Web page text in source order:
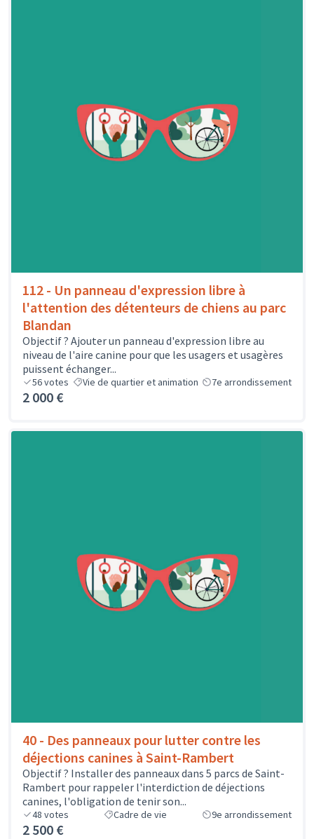
112 - Un panneau d'expression libre à
l'attention des détenteurs de chiens au parc
Blandan
Objectif ? Ajouter un panneau d'expression libre au
niveau de l'aire canine pour que les usagers et usagères
puissent échanger...
56votes Vie de quartier et animation 7e arrondissement
2 000 €
40 - Des panneaux pour lutter contre les
déjections canines à Saint-Rambert
Objectif ? Installer des panneaux dans 5 parcs de Saint-
Rambert pour rappeler l'interdiction de déjections
canines, l'obligation de tenir son...
48 votes Cadre de vie 9e arrondissement
2 500 €